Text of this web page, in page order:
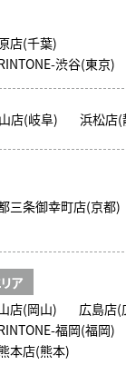
店(千葉)
渋谷(東京)
店(岐阜) 浜松店(
三条御幸町店(京都)
ア
店(岡山)
広島店(
福岡(福岡)
本店(熊本)